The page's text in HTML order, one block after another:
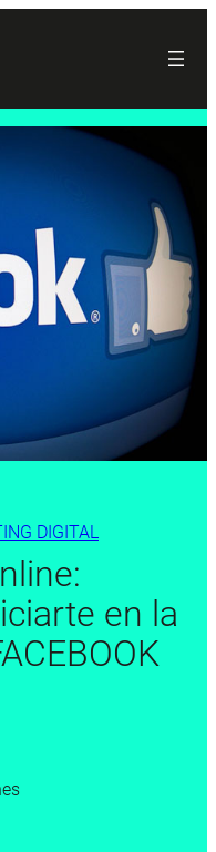
DIGITAL
en la